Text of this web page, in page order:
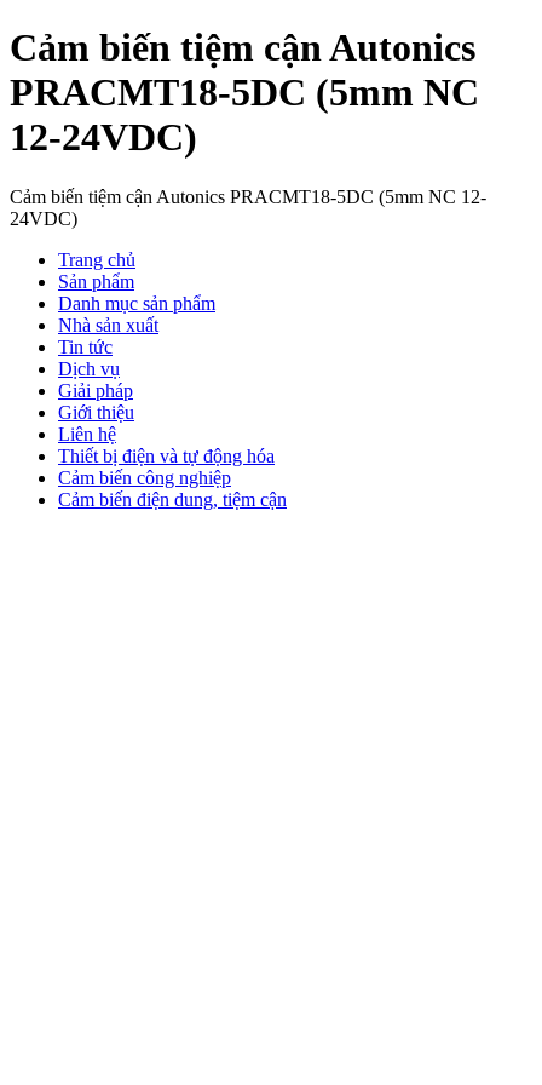
Cảm biến tiệm cận Autonics
PRACMT18-5DC (5mm NC
12-24VDC)
Cảm biến tiệm cận Autonics PRACMT18-5DC (5mm NC 12-
24VDC)
Trang chủ
Sản phẩm
Danh mục sản phẩm
Nhà sản xuất
Tin tức
Dịch vụ
Giải pháp
Giới thiệu
Liên hệ
Thiết bị điện và tự động hóa
Cảm biến công nghiệp
Cảm biến điện dung, tiệm cận